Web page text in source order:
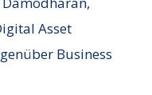
Asset
Business